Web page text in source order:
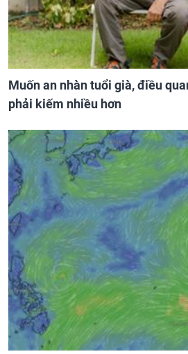
Muốn an nhàn tuổi già, điều
phải kiếm nhiều hơn